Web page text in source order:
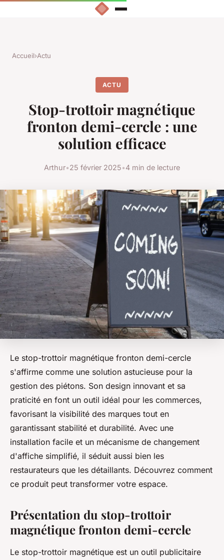
Accueil›Actu
ACTU
Stop-trottoir magnétique
fronton demi-cercle : une
solution efficace
Arthur•25 février 2025•4 min de lecture
Le stop-trottoir magnétique fronton demi-cercle
s'affirme comme une solution astucieuse pour la
gestion des piétons. Son design innovant et sa
praticité en font un outil idéal pour les commerces,
favorisant la visibilité des marques tout en
garantissant stabilité et durabilité. Avec une
installation facile et un mécanisme de changement
d'affiche simplifié, il séduit aussi bien les
restaurateurs que les détaillants. Découvrez comment
ce produit peut transformer votre espace.
Présentation du stop-trottoir
magnétique fronton demi-cercle
Le stop-trottoir magnétique est un outil publicitaire